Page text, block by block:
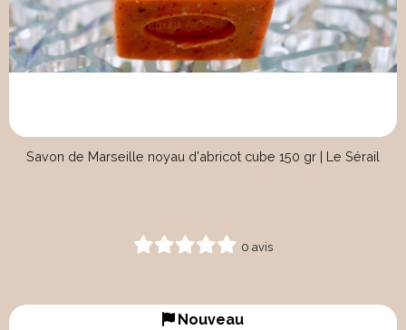
Savon de Marseille noyau d'abricot cube 150 gr | Le Sérail
0 avis
Nouveau